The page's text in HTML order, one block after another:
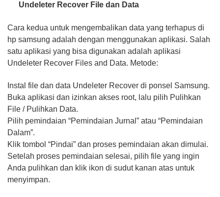
Undeleter Recover File dan Data
Cara kedua untuk mengembalikan data yang terhapus di
hp samsung adalah dengan menggunakan aplikasi. Salah
satu aplikasi yang bisa digunakan adalah aplikasi
Undeleter Recover Files and Data. Metode:
Instal file dan data Undeleter Recover di ponsel Samsung.
Buka aplikasi dan izinkan akses root, lalu pilih Pulihkan
File / Pulihkan Data.
Pilih pemindaian “Pemindaian Jurnal” atau “Pemindaian
Dalam”.
Klik tombol “Pindai” dan proses pemindaian akan dimulai.
Setelah proses pemindaian selesai, pilih file yang ingin
Anda pulihkan dan klik ikon di sudut kanan atas untuk
menyimpan.